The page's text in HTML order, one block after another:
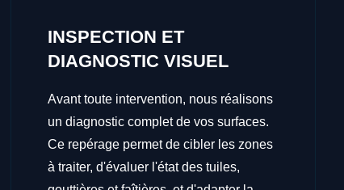
INSPECTION ET
DIAGNOSTIC VISUEL
Avant toute intervention, nous réalisons
un diagnostic complet de vos surfaces.
Ce repérage permet de cibler les zones
à traiter, d'évaluer l'état des tuiles,